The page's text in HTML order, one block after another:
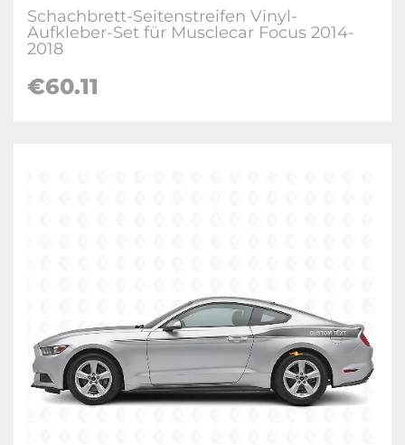
Schachbrett-Seitenstreifen Vinyl-
Aufkleber-Set für Musclecar Focus 2014-
2018
€60.11